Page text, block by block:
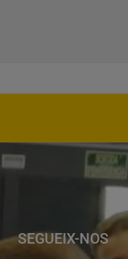
SEGUEIX-NOS